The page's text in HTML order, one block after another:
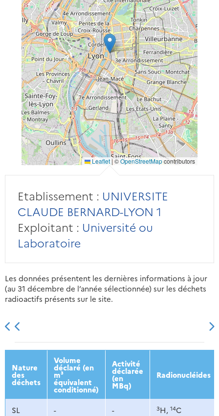
Leaflet|©OpenStreetMapcontributors
Etablissement : UNIVERSITE
CLAUDE BERNARD-LYON 1
Exploitant : Université ou
Laboratoire
Les données présentent les dernières informations à jour
(au 31 décembre de l’année sélectionnée) sur les déchets
radioactifs présents sur le site.
2013 2014 2015 2016
Nature
des
déchets
Volume
déclaré (en
m³
équivalent
conditionné)
Activité
déclarée
(en
MBq)
Radionucléides
SL - - 3H, 14C